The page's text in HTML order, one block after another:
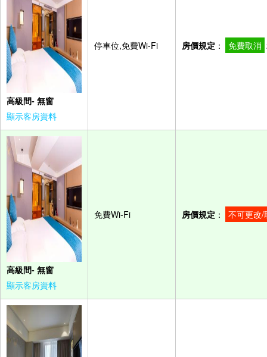
高級間- 無窗
顯示客房資料
停車位,免費Wi-Fi 房價規定 ： 免費取消
高級間- 無窗
顯示客房資料
免費Wi-Fi 房價規定 ： 不可更改/